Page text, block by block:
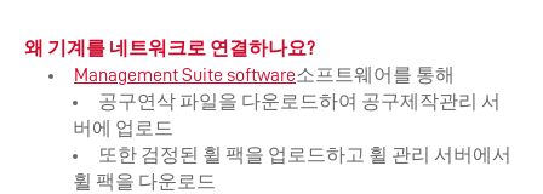
왜 기계를 네트워크로 연결하나요?
Management Suite software소프트웨어를 통해
공구연삭 파일을 다운로드하여 공구제작관리 서
버에 업로드
또한 검정된 휠 팩을 업로드하고 휠 관리 서버에서
휠 팩을 다운로드